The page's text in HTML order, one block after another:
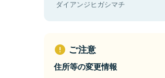
ダイアンジヒガシマチ
ご注意
住所等の変更情報